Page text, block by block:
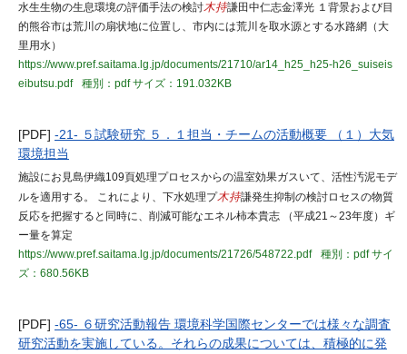
水生生物の生息環境の評価手法の検討木持謙田中仁志金澤光 １背景および目
的熊谷市は荒川の扇状地に位置し、市内には荒川を取水源とする水路網（大
里用水）
https://www.pref.saitama.lg.jp/documents/21710/ar14_h25_h25-h26_suiseis
eibutsu.pdf
種別：pdfサイズ：191.032KB
[PDF] -21- ５試験研究 ５．１担当・チームの活動概要 （１）大気
環境担当
施設にお見島伊織109頁処理プロセスからの温室効果ガスいて、活性汚泥モデ
ルを適用する。 これにより、下水処理プ木持謙発生抑制の検討ロセスの物質
反応を把握すると同時に、削減可能なエネル柿本貴志 （平成21～23年度）ギ
ー量を算定
https://www.pref.saitama.lg.jp/documents/21726/548722.pdf
種別：pdfサイ
ズ：680.56KB
[PDF] -65- ６研究活動報告 環境科学国際センターでは様々な調査
研究活動を実施している。それらの成果については、積極的に発